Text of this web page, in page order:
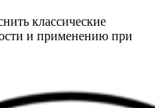
классические
и применению при